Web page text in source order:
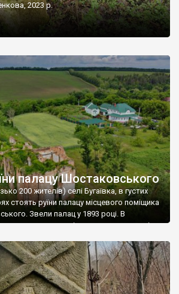
2023 р.
палацу Шостаковського
200 жителів) селі Бугаївка, в густих
стоять руїни палацу місцевого поміщика
Звели палац у 1893 році. В
у ньому спочатку містилася школа, потім
туберкульозну лікарню. Коли із
– ми точно не […]